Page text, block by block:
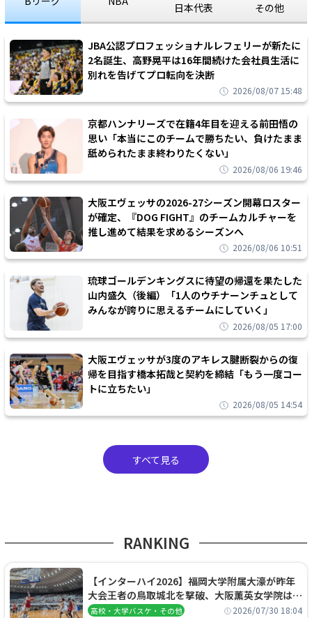
日本代表
その他
JBA公認プロフェッショナルレフェリーが新たに
2名誕生、高野晃平は16年間続けた会社員生活に
別れを告げてプロ転向を決断
2026/08/07 15:48
京都ハンナリーズで在籍4年目を迎える前田悟の
思い「本当にこのチームで勝ちたい、負けたまま
舐められたまま終わりたくない」
2026/08/06 19:46
大阪エヴェッサの2026-27シーズン開幕ロスター
が確定、『DOG FIGHT』のチームカルチャーを
推し進めて結果を求めるシーズンへ
2026/08/06 10:51
琉球ゴールデンキングスに待望の帰還を果たした
山内盛久（後編）「1人のウチナーンチュとして
みんなが誇りに思えるチームにしていく」
2026/08/05 17:00
大阪エヴェッサが3度のアキレス腱断裂からの復
帰を目指す橋本拓哉と契約を締結「もう一度コー
トに立ちたい」
2026/08/05 14:54
すべて見る
RANKING
【インターハイ2026】福岡大学附属大濠が昨年
大会王者の鳥取城北を撃破、大阪薫英女学院は岐
阜女子に完勝、大会3日目試合結果
高校・大学バスケ・その他 2026/07/30 18:04